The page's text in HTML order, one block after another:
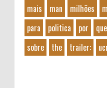
mais
man milhões
para
politica por que
sobre
the trailer: